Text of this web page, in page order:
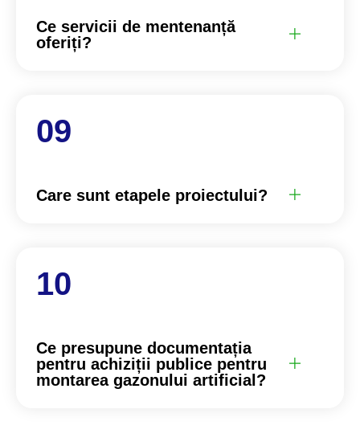
Ce servicii de mentenanță
oferiți?
Care sunt etapele proiectului?
Ce presupune documentația
pentru achiziții publice pentru
montarea gazonului artificial?